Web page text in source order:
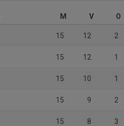
M V O
15 12 2
15 12 1
15 10 1
15 9 2
15 8 3